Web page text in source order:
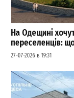
На Одещині
переселенців:
27-07-2026 в 19:31